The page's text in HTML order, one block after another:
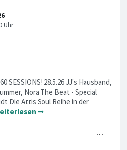
SESSIONS! 28.5.26 JJ's Hausband,
Nora The Beat - Special
Die Attis Soul Reihe in der
➞